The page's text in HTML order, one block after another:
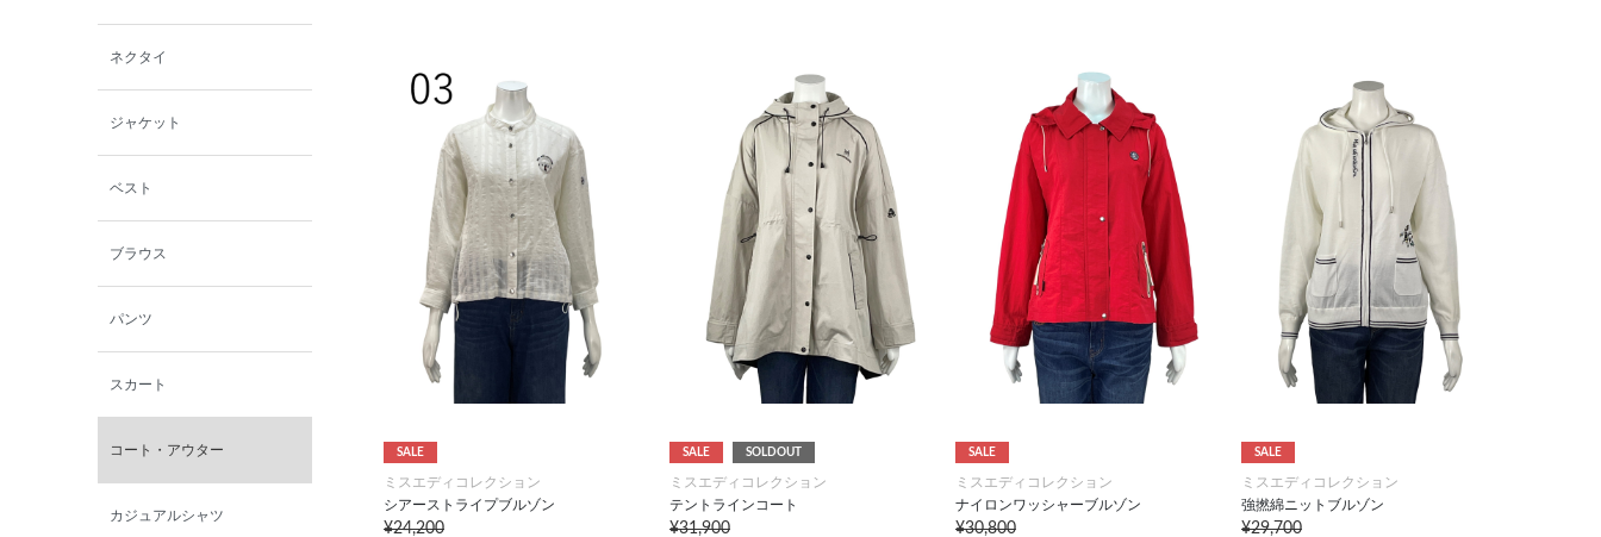
西脇シリーズ
小泉革店
シャミー
パーソンズジーンズ
ファインデーション
ローズペッシュ / パル
モンド
ネクタイ
ジャケット
ベスト
ブラウス
パンツ
スカート
コート・アウター
カジュアルシャツ
SALE
ミスエディコレクション
シアーストライプブルゾン
¥24,200
SALE SOLDOUT
ミスエディコレクション
テントラインコート
¥31,900
SALE
ミスエディコレクション
ナイロンワッシャーブルゾン
¥30,800
SALE
ミスエディコレクション
強撚綿ニットブルゾン
¥29,700